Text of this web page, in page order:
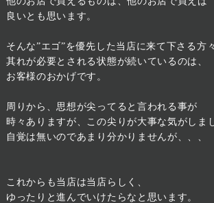
良いとも思います。
そんな”エゴ”を優先した当店に来て下さる方々
其れが必要とされる状態が続いているのは、
お客様のおかげです。
周りから、思想が尖ってると言われる事が
時々ありますが、この尖りが大事な気がしま
自覚は無いのであまり分かりませんが、、、
これからも当店は当店らしく、
ゆったりと進んでいけたらなと思います。